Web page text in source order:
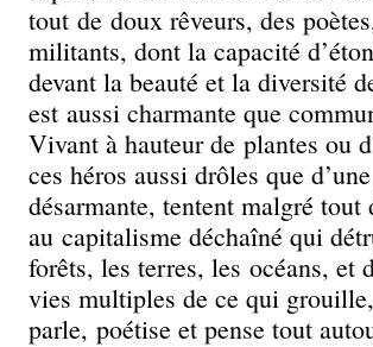
tout de doux rêveurs, des
militants, dont la capacité
devant la beauté et la diversité
est aussi charmante que
Vivant à hauteur de plantes ou
ces héros aussi drôles que
désarmante, tentent malgré tout
au capitalisme déchaîné qui
forêts, les terres, les océans, et
vies multiples de ce qui grouille,
parle, poétise et pense tout